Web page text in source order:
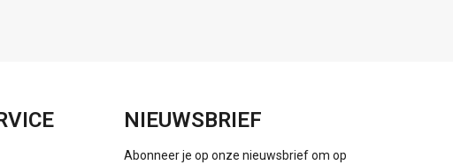
NIEUWSBRIEF
Abonneer je op onze nieuwsbrief om op